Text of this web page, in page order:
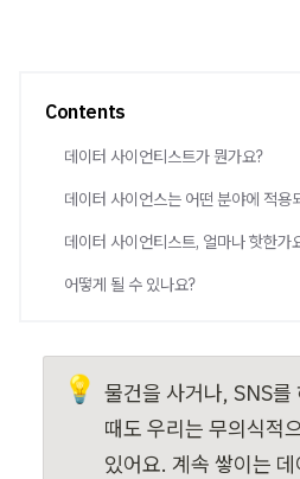
Contents
데이터 사이언티스트가 뭔가요?
데이터 사이언스는 어떤 분야에 적용
데이터 사이언티스트, 얼마나 핫한가
어떻게 될 수 있나요?
💡 물건을 사거나, SNS를
때도 우리는 무의식적
있어요. 계속 쌓이는